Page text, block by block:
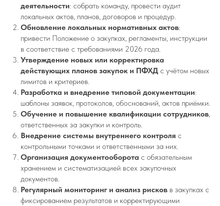
деятельности: собрать команду, провести аудит
локальных актов, планов, договоров и процедур.
Обновление локальных нормативных актов:
привести Положение о закупках, регламенты, инструкции
в соответствие с требованиями 2026 года.
Утверждение новых или корректировка
действующих планов закупок и ПФХД с учётом новых
лимитов и критериев.
Разработка и внедрение типовой документации:
шаблоны заявок, протоколов, обоснований, актов приёмки.
Обучение и повышение квалификации сотрудников,
ответственных за закупки и контроль.
Внедрение системы внутреннего контроля с
контрольными точками и ответственными за них.
Организация документооборота с обязательным
хранением и систематизацией всех закупочных
документов.
Регулярный мониторинг и анализ рисков в закупках с
фиксированием результатов и корректирующими